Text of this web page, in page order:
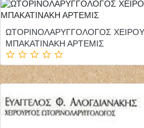
ΩΤΟΡΙΝΟΛΑΡΥΓΓΟΛΟΓΟΣ
ΜΠΑΚΑΤΙΝΑΚΗ ΑΡΤΕΜΙΣ